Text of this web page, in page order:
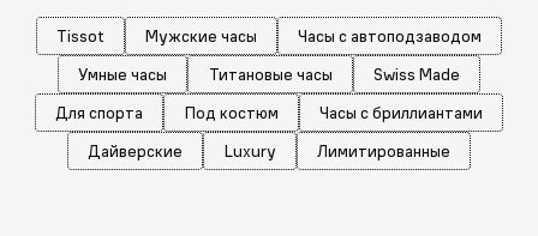
Tissot Мужские часы
Часы с автоподзаводом
Умные часы
Титановые часы
Swiss Made
Для спорта
Под костюм
Часы с бриллиантами
Дайверские
Luxury Лимитированные